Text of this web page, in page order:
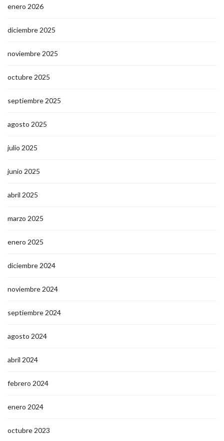
enero 2026
diciembre 2025
noviembre 2025
octubre 2025
septiembre 2025
agosto 2025
julio 2025
junio 2025
abril 2025
marzo 2025
enero 2025
diciembre 2024
noviembre 2024
septiembre 2024
agosto 2024
abril 2024
febrero 2024
enero 2024
octubre 2023